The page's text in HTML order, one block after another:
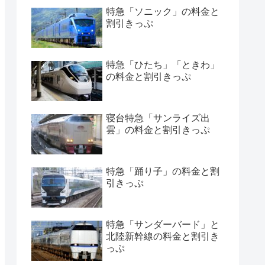
特急「ソニック」の料金と
割引きっぷ
特急「ひたち」「ときわ」
の料金と割引きっぷ
寝台特急「サンライズ出
雲」の料金と割引きっぷ
特急「踊り子」の料金と割
引きっぷ
特急「サンダーバード」と
北陸新幹線の料金と割引き
っぷ